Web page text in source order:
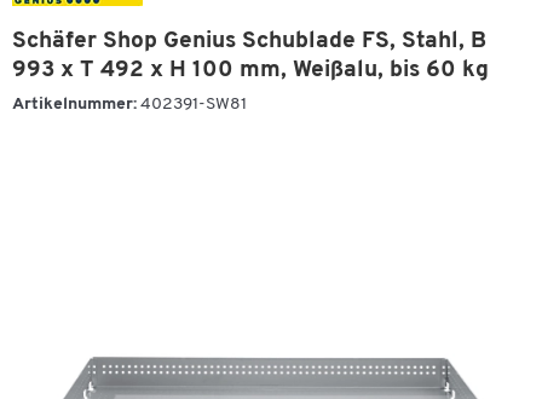
Schäfer Shop Genius Schublade FS, Stahl, B
993 x T 492 x H 100 mm, Weißalu, bis 60 kg
Artikelnummer: 402391-SW81